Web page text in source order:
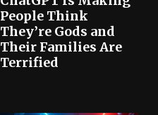
People Think
They’re Gods and
Their Families Are
Terrified